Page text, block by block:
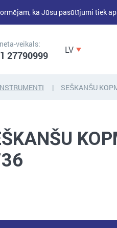
ka Jūsu pasūtījumi tiek
veikals:
27790999 LV
ENKURI,
STIPRINĀJUMI
SEŠKANŠU